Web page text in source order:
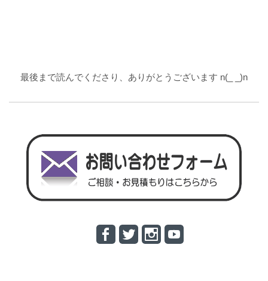
最後まで読んでくださり、ありがとうございます n(_ _)n